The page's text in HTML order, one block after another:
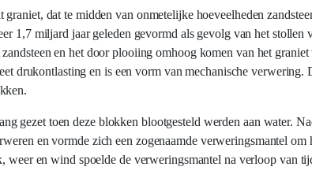
dat te midden van onmetelijke hoeveelheden
1,7 miljard jaar geleden gevormd als gevolg van het stollen
en het door plooiing omhoog komen van het
drukontlasting en is een vorm van mechanische
gezet toen deze blokken blootgesteld werden aan water.
en vormde zich een zogenaamde verweringsmantel
weer en wind spoelde de verweringsmantel na verloop van